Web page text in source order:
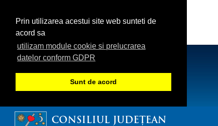
Prin utilizarea acestui site web sunteti de
acord sa
utilizam module cookie si prelucrarea
datelor conform GDPR
Sunt de acord
CONSILIUL JUDEȚEAN